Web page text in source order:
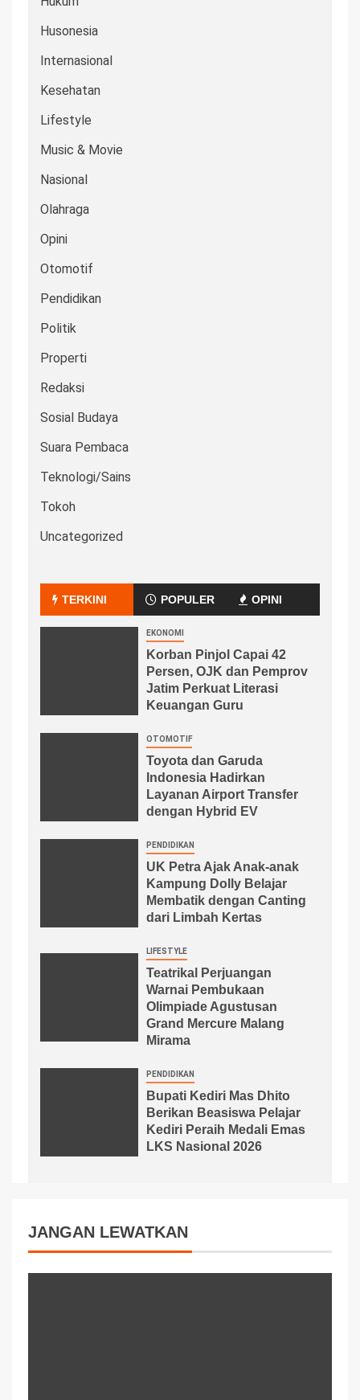
Husonesia
Internasional
Kesehatan
Lifestyle
Music & Movie
Nasional
Olahraga
Opini
Otomotif
Pendidikan
Politik
Properti
Redaksi
Sosial Budaya
Suara Pembaca
Teknologi/Sains
Tokoh
Uncategorized
TERKINI POPULER OPINI
EKONOMI
Korban Pinjol Capai 42
Persen, OJK dan Pemprov
Jatim Perkuat Literasi
Keuangan Guru
OTOMOTIF
Toyota dan Garuda
Indonesia Hadirkan
Layanan Airport Transfer
dengan Hybrid EV
PENDIDIKAN
UK Petra Ajak Anak-anak
Kampung Dolly Belajar
Membatik dengan Canting
dari Limbah Kertas
LIFESTYLE
Teatrikal Perjuangan
Warnai Pembukaan
Olimpiade Agustusan
Grand Mercure Malang
Mirama
PENDIDIKAN
Bupati Kediri Mas Dhito
Berikan Beasiswa Pelajar
Kediri Peraih Medali Emas
LKS Nasional 2026
JANGAN LEWATKAN